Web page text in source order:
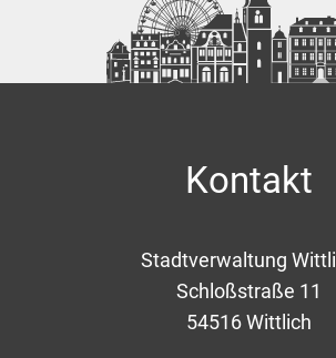
Kontakt
Stadtverwaltung
Schloßstraße 11
54516 Wittlich